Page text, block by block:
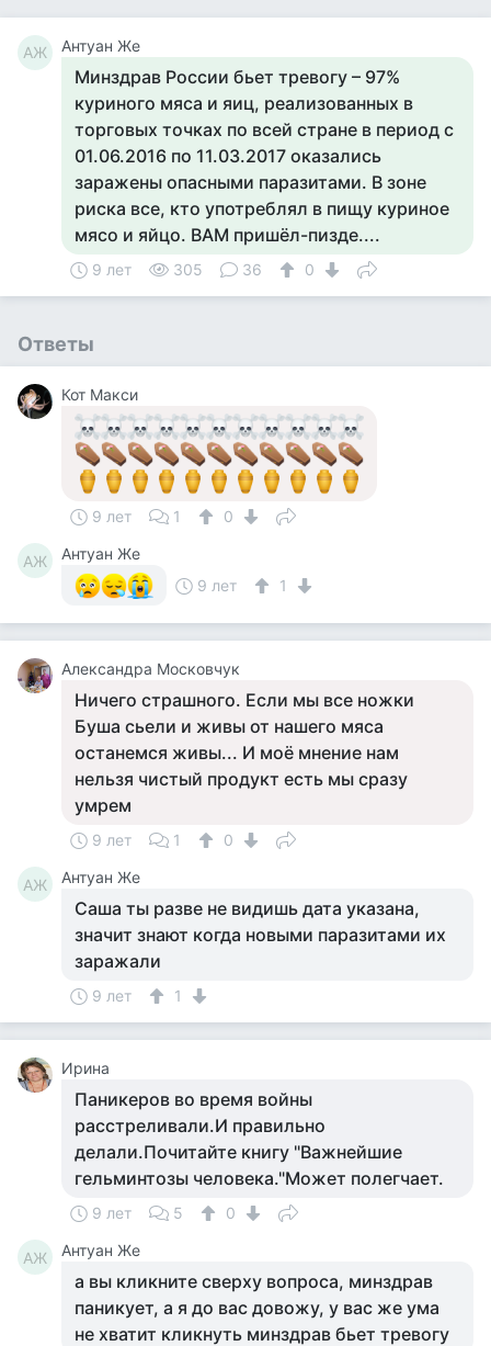
АЖ Антуан Же
Минздрав России бьет тревогу – 97%
куриного мяса и яиц, реализованных в
торговых точках по всей стране в период с
01.06.2016 по 11.03.2017 оказались
заражены опасными паразитами. В зоне
риска все, кто употреблял в пищу куриное
мясо и яйцо. ВАМ пришёл-пизде....
9 лет 305 36 0
Ответы
Кот Макси
9 лет 1 0
АЖ
Антуан Же
9 лет
1
Александра Московчук
Ничего страшного. Если мы все ножки
Буша сьели и живы от нашего мяса
останемся живы... И моё мнение нам
нельзя чистый продукт есть мы сразу
умрем
9 лет 1 0
АЖ Антуан Же
Саша ты разве не видишь дата указана,
значит знают когда новыми паразитами их
заражали
9 лет 1
Ирина
Паникеров во время войны
расстреливали.И правильно
делали.Почитайте книгу "Важнейшие
гельминтозы человека."Может полегчает.
9 лет 5 0
АЖ Антуан Же
а вы кликните сверху вопроса, минздрав
паникует, а я до вас довожу, у вас же ума
не хватит кликнуть минздрав бьет тревогу